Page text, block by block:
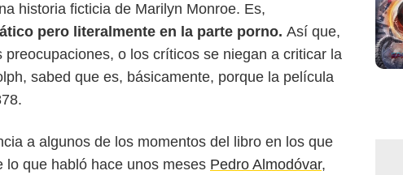
historia ficticia de Marilyn Monroe. Es,
pero literalmente en la parte porno. Así que,
o los críticos se niegan a criticar la
sabed que es, básicamente, porque la película
a algunos de los momentos del libro en los que
lo que habló hace unos meses Pedro Almodóvar,